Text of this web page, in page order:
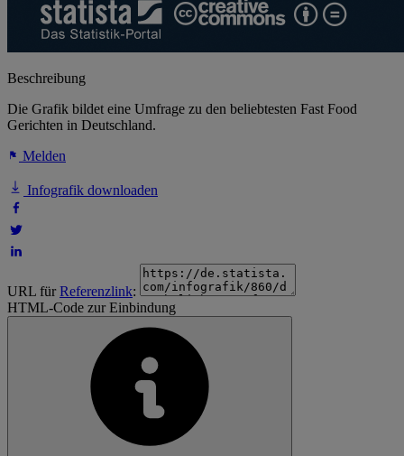
Beschreibung
Die Grafik bildet eine Umfrage zu den beliebtesten Fast Food
Gerichten in Deutschland.
Melden
Infografik downloaden
URL fürReferenzlink:
HTML-Code zur Einbindung